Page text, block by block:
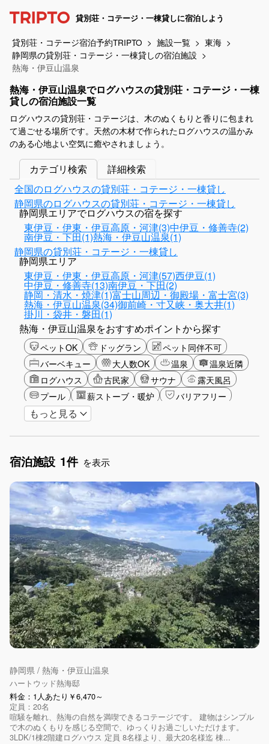
貸別荘・コテージ・一棟貸しに宿泊しよう
貸別荘・コテージ宿泊予約TRIPTO 施設一覧
東海
静岡県の貸別荘・コテージ・一棟貸しの宿泊施設
熱海・伊豆山温泉
熱海・伊豆山温泉でログハウスの貸別荘・コテージ・一棟
貸しの宿泊施設一覧
ログハウスの貸別荘・コテージは、木のぬくもりと香りに包まれ
て過ごせる場所です。天然の木材で作られたログハウスの温かみ
のある心地よい空気に癒やされましょう。
カテゴリ検索
詳細検索
全国のログハウスの貸別荘・コテージ・一棟貸し
静岡県のログハウスの貸別荘・コテージ・一棟貸し
静岡県エリアでログハウスの宿を探す
東伊豆・伊東・伊豆高原・河津(3)中伊豆・修善寺(2)
南伊豆・下田(1)熱海・伊豆山温泉(1)
静岡県の貸別荘・コテージ・一棟貸し
静岡県エリア
東伊豆・伊東・伊豆高原・河津(57)西伊豆(1)
中伊豆・修善寺(13)南伊豆・下田(2)
静岡・清水・焼津(1)富士山周辺・御殿場・富士宮(3)
熱海・伊豆山温泉(34)御前崎・寸又峡・奥大井(1)
掛川・袋井・磐田(1)
熱海・伊豆山温泉をおすすめポイントから探す
ペットOK ドッグラン
ペット同伴不可
バーベキュー
大人数OK 温泉
温泉近隣
ログハウス
古民家 サウナ
露天風呂
プール
薪ストーブ・暖炉
バリアフリー
カップル
長期滞在
女子旅
もっと見る
宿泊施設 1件 を表示
静岡県 / 熱海・伊豆山温泉
ハートウッド熱海邸
料金：1人あたり￥6,470～
定員：20名
喧騒を離れ、熱海の自然を満喫できるコテージです。 建物はシンプル
で木のぬくもりを感じる空間で、ゆっくりお過ごしいただけます。
3LDK/1棟2階建ログハウス 定員 8名様より、最大20名様迄 棟...